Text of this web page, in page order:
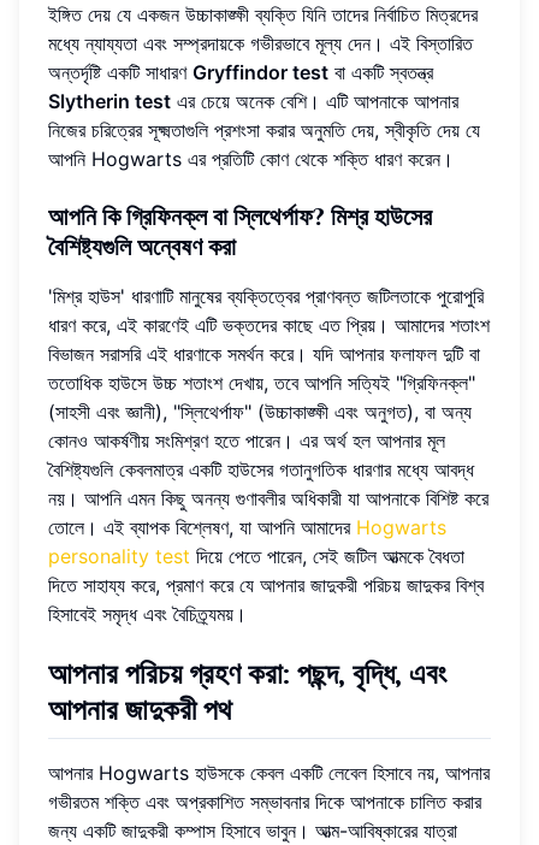
ইঙ্গিত দেয় যে একজন উচ্চাকাঙ্ক্ষী ব্যক্তি যিনি তাদের নির্বাচিত মিত্রদের
মধ্যে ন্যায্যতা এবং সম্প্রদায়কে গভীরভাবে মূল্য দেন। এই বিস্তারিত
অন্তর্দৃষ্টি একটি সাধারণ Gryffindor test বা একটি স্বতন্ত্র
Slytherin test এর চেয়ে অনেক বেশি। এটি আপনাকে আপনার
নিজের চরিত্রের সূক্ষ্মতাগুলি প্রশংসা করার অনুমতি দেয়, স্বীকৃতি দেয় যে
আপনি Hogwarts এর প্রতিটি কোণ থেকে শক্তি ধারণ করেন।
আপনি কি গ্রিফিনক্ল বা স্লিথের্পাফ? মিশ্র হাউসের
বৈশিষ্ট্যগুলি অন্বেষণ করা
'মিশ্র হাউস' ধারণাটি মানুষের ব্যক্তিত্বের প্রাণবন্ত জটিলতাকে পুরোপুরি
ধারণ করে, এই কারণেই এটি ভক্তদের কাছে এত প্রিয়। আমাদের শতাংশ
বিভাজন সরাসরি এই ধারণাকে সমর্থন করে। যদি আপনার ফলাফল দুটি বা
ততোধিক হাউসে উচ্চ শতাংশ দেখায়, তবে আপনি সত্যিই "গ্রিফিনক্ল"
(সাহসী এবং জ্ঞানী), "স্লিথের্পাফ" (উচ্চাকাঙ্ক্ষী এবং অনুগত), বা অন্য
কোনও আকর্ষণীয় সংমিশ্রণ হতে পারেন। এর অর্থ হল আপনার মূল
বৈশিষ্ট্যগুলি কেবলমাত্র একটি হাউসের গতানুগতিক ধারণার মধ্যে আবদ্ধ
নয়। আপনি এমন কিছু অনন্য গুণাবলীর অধিকারী যা আপনাকে বিশিষ্ট করে
তোলে। এই ব্যাপক বিশ্লেষণ, যা আপনি আমাদের Hogwarts
personality test দিয়ে পেতে পারেন, সেই জটিল আত্মকে বৈধতা
দিতে সাহায্য করে, প্রমাণ করে যে আপনার জাদুকরী পরিচয় জাদুকর বিশ্ব
হিসাবেই সমৃদ্ধ এবং বৈচিত্র্যময়।
আপনার পরিচয় গ্রহণ করা: পছন্দ, বৃদ্ধি, এবং
আপনার জাদুকরী পথ
আপনার Hogwarts হাউসকে কেবল একটি লেবেল হিসাবে নয়, আপনার
গভীরতম শক্তি এবং অপ্রকাশিত সম্ভাবনার দিকে আপনাকে চালিত করার
জন্য একটি জাদুকরী কম্পাস হিসাবে ভাবুন। আত্ম-আবিষ্কারের যাত্রা